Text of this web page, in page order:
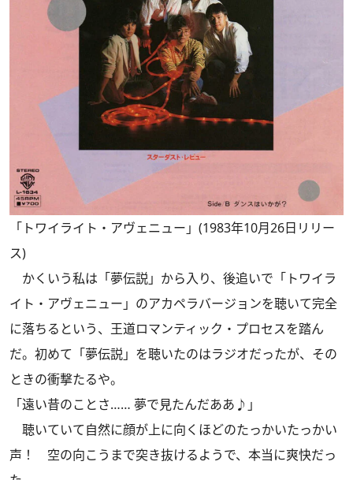
「トワイライト・アヴェニュー」(1983年10月26日リリー
ス)
かくいう私は「夢伝説」から入り、後追いで「トワイラ
イト・アヴェニュー」のアカペラバージョンを聴いて完全
に落ちるという、王道ロマンティック・プロセスを踏ん
だ。初めて「夢伝説」を聴いたのはラジオだったが、その
ときの衝撃たるや。
「遠い昔のことさ…… 夢で見たんだああ♪」
聴いていて自然に顔が上に向くほどのたっかいたっかい
声！ 空の向こうまで突き抜けるようで、本当に爽快だっ